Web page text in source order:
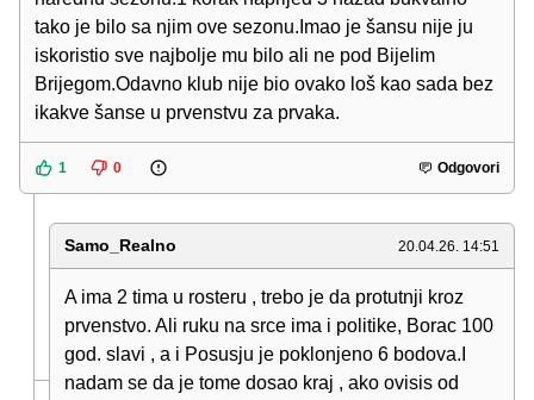
tako je bilo sa njim ove sezonu.Imao je šansu nije ju
iskoristio sve najbolje mu bilo ali ne pod Bijelim
Brijegom.Odavno klub nije bio ovako loš kao sada bez
ikakve šanse u prvenstvu za prvaka.
1 0 Odgovori
Samo_Realno 20.04.26. 14:51
A ima 2 tima u rosteru , trebo je da protutnji kroz
prvenstvo. Ali ruku na srce ima i politike, Borac 100
god. slavi , a i Posusju je poklonjeno 6 bodova.I
nadam se da je tome dosao kraj , ako ovisis od